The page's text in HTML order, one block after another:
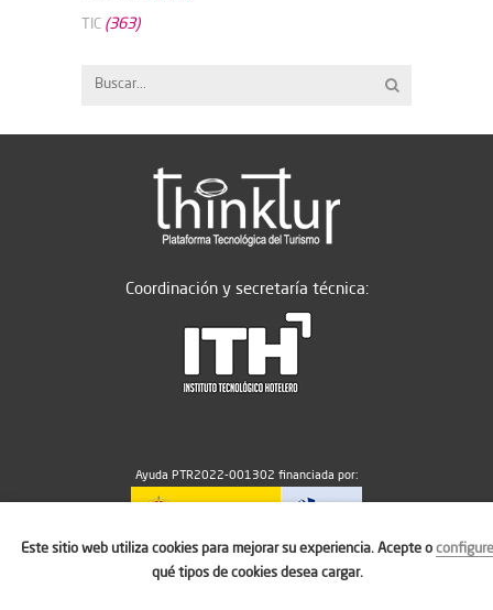
TIC (363)
Coordinación y secretaría técnica:
Ayuda PTR2022-001302 financiada por:
MICIU/AEI/10.13039/501100011033
Este sitio web utiliza cookies para mejorar su experiencia. Acepte oconfigure
qué tipos de cookies desea cargar.